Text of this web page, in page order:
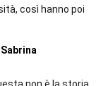
così hanno poi